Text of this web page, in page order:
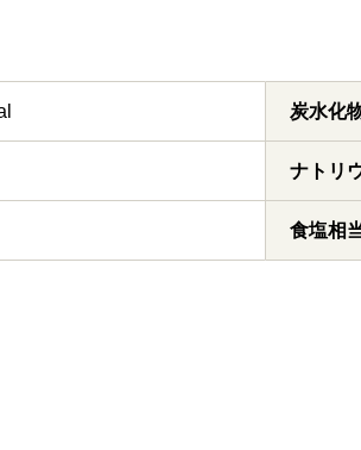
炭水化
ナトリ
食塩相